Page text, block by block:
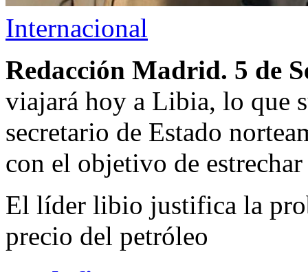
Internacional
Redacción Madrid. 5 de
viajará hoy a Libia, lo que
secretario de Estado
con el objetivo de
El líder libio justifica la
precio del petróleo